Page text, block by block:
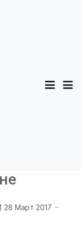
28 Март 2017